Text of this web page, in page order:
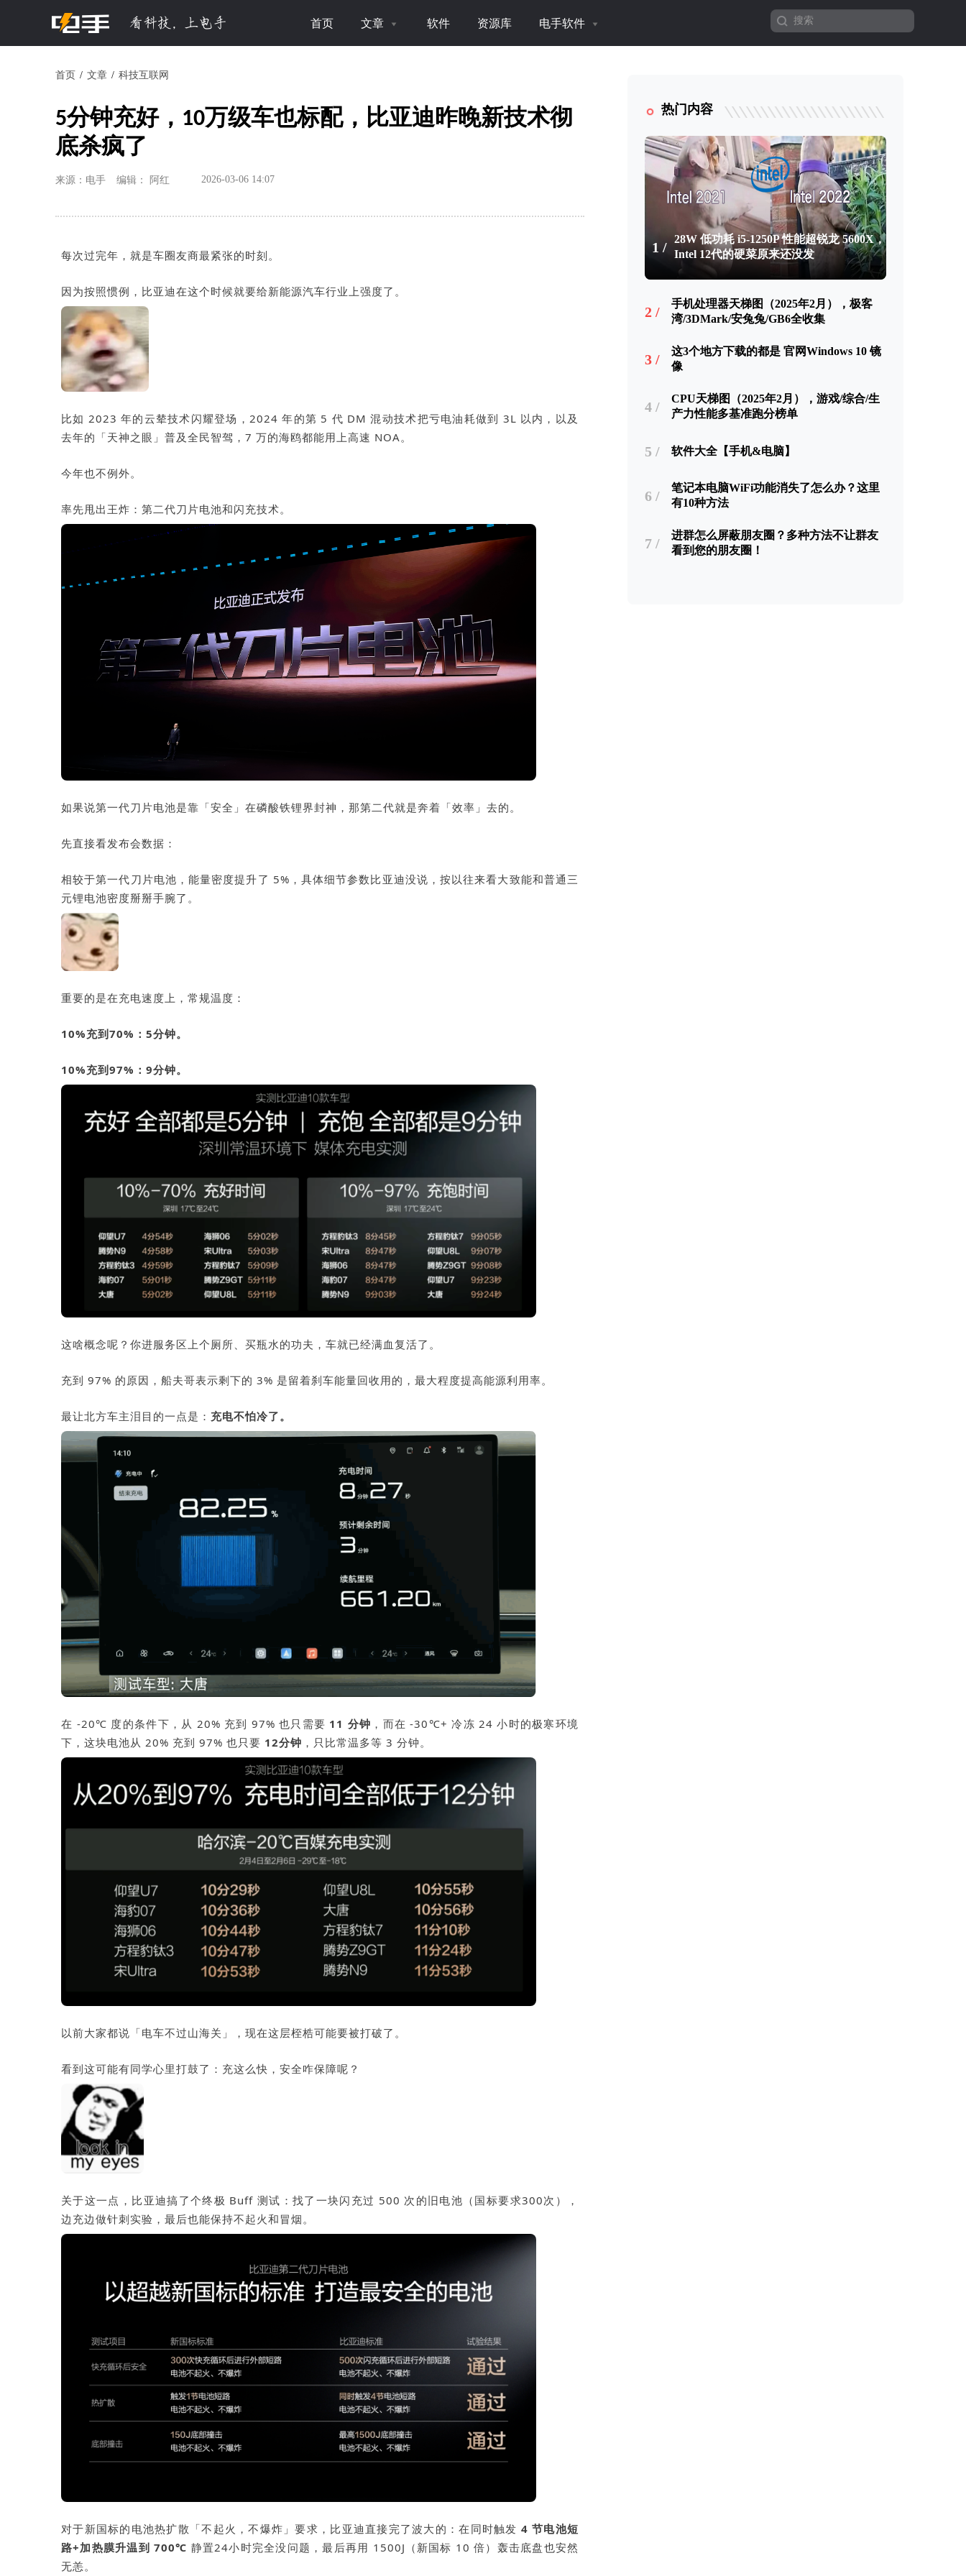
首页 文章 软件 资源库 电手软件
首页 文章 科技互联网
5分钟充好，10万级车也标配，比亚迪昨晚新技术彻
底杀疯了
来源：电手 编辑： 阿红 2026-03-06 14:07
每次过完年，就是车圈友商最紧张的时刻。
因为按照惯例，比亚迪在这个时候就要给新能源汽车行业上强度了。
比如 2023 年的云辇技术闪耀登场，2024 年的第 5 代 DM 混动技术把亏电油耗做到 3L 以内，以及
去年的「天神之眼」普及全民智驾，7 万的海鸥都能用上高速 NOA。
今年也不例外。
率先甩出王炸：第二代刀片电池和闪充技术。
如果说第一代刀片电池是靠「安全」在磷酸铁锂界封神，那第二代就是奔着「效率」去的。
先直接看发布会数据：
相较于第一代刀片电池，能量密度提升了 5%，具体细节参数比亚迪没说，按以往来看大致能和普通三
元锂电池密度掰掰手腕了。
重要的是在充电速度上，常规温度：
10%充到70%：5分钟。
10%充到97%：9分钟。
这啥概念呢？你进服务区上个厕所、买瓶水的功夫，车就已经满血复活了。
充到 97% 的原因，船夫哥表示剩下的 3% 是留着刹车能量回收用的，最大程度提高能源利用率。
最让北方车主泪目的一点是： 充电不怕冷了。
在 -20℃ 度的条件下，从 20% 充到 97% 也只需要 11 分钟 ，而在 -30℃+ 冷冻 24 小时的极寒环境
下，这块电池从 20% 充到 97% 也只要 12分钟 ，只比常温多等 3 分钟。
以前大家都说「电车不过山海关 」，现在这层桎梏可能要被打破了。
看到这可能有同学心里打鼓了：充这么快，安全咋保障呢？
关于这一点，比亚迪搞了个终极 Buff 测试：找了一块闪充过 500 次的旧电池（国标要求300次），
边充边做针刺实验，最后也能保持不起火和冒烟。
对于新国标的电池热扩散「不起火，不爆炸」要求，比亚迪直接完了波大的：在同时触发 4 节电池短
路+加热膜升温到 700℃ 静置24小时完全没问题，最后再用 1500J（新国标 10 倍）轰击底盘也安然
无恙。
热门内容
1 /
28W 低功耗 i5-1250P 性能超锐龙 5600X，
Intel 12代的硬菜原来还没发
2 /
手机处理器天梯图（2025年2月），极客
湾/3DMark/安兔兔/GB6全收集
3 /
这3个地方下载的都是 官网Windows 10 镜
像
4 /
CPU天梯图（2025年2月），游戏/综合/生
产力性能多基准跑分榜单
5 / 软件大全【手机&电脑】
6 /
笔记本电脑WiFi功能消失了怎么办？这里
有10种方法
7 /
进群怎么屏蔽朋友圈？多种方法不让群友
看到您的朋友圈！